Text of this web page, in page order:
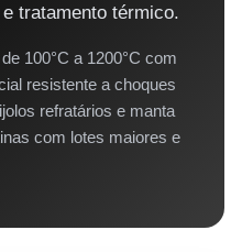
tratamento térmico.
100°C a 1200°C com
resistente a choques
refratários e manta
com lotes maiores e